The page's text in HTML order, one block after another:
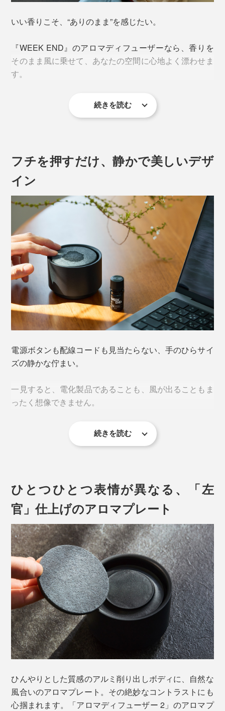
いい香りこそ、“ありのまま”を感じたい。
『WEEK END』のアロマディフューザーなら、香りを
そのまま風に乗せて、あなたの空間に心地よく漂わせま
す。
まずは、アロマプレートの中央にお好きなエッセンシャ
ルオイルを2〜3滴垂らしてください。
ディフューザー本体のフチを押すだけで、スイッチ
ON。
内部のファンが静かに上昇気流をつくり、オイルから気
化した香りの分子をふんわりと持ち上げて、空気の流れ
にそっと乗せてくれます。
あなたのパーソナルな空間（※）を、やさしく漂うように
設計されているから、集中時間やリラックスタイムな
ど、香りで空間をととのえたい時にちょうどいい。
（※）半径1〜1.5メートル範囲を目安につくられていますが、香りの種類によっ
て、拡散範囲が異なります。
続きを読む
フチを押すだけ、静かで美しいデザ
イン
電源ボタンも配線コードも見当たらない、手のひらサイ
ズの静かな佇まい。
一見すると、電化製品であることも、風が出ることもま
ったく想像できません。
すべての操作は、本体のフチ（外周部分）を押すだけ。
全方位にスイッチを搭載し、どこを押しても作動するよ
う設計されているから、ボタン位置を気にすることな
く、どの場所からでもスムーズに操作できます。
続きを読む
ひとつひとつ表情が異なる、「左
官」仕上げのアロマプレート
ひんやりとした質感のアルミ削り出しボディに、自然な
風合いのアロマプレート。その絶妙なコントラストにも
心掴まれます。「アロマディフューザー 2」のアロマプ